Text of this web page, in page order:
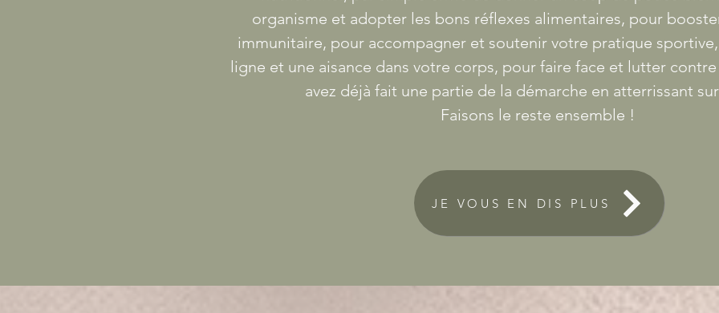
organisme et adopter les bons réflexes alimentaires, pour
immunitaire, pour accompagner et soutenir votre pratique
ligne et une aisance dans votre corps, pour faire face et lutter
avez déjà fait une partie de la démarche en atterrissant
Faisons le reste ensemble !
JE VOUS EN DIS PLUS